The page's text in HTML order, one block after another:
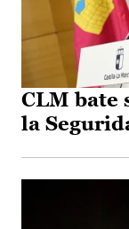
CLM bate
la